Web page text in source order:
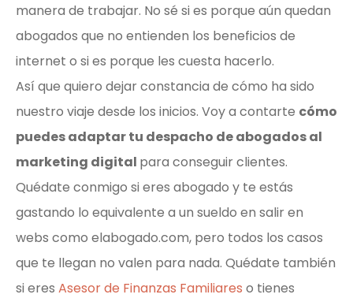
manera de trabajar. No sé si es porque aún quedan
abogados que no entienden los beneficios de
internet o si es porque les cuesta hacerlo.
Así que quiero dejar constancia de cómo ha sido
nuestro viaje desde los inicios. Voy a contarte cómo
puedes adaptar tu despacho de abogados al
marketing digital para conseguir clientes.
Quédate conmigo si eres abogado y te estás
gastando lo equivalente a un sueldo en salir en
webs como elabogado.com, pero todos los casos
que te llegan no valen para nada. Quédate también
si eres Asesor de Finanzas Familiares o tienes